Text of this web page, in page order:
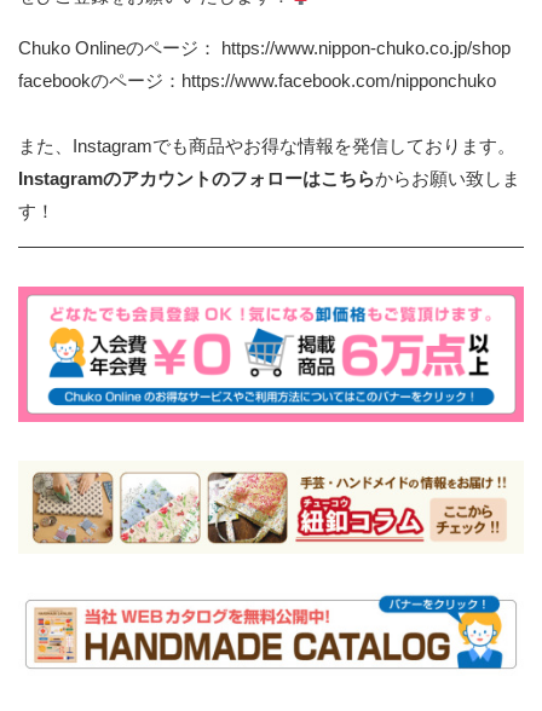
Chuko Onlineのページ：
https://www.nippon-chuko.co.jp/shop
facebookのページ： https://www.facebook.com/nipponchuko
また、Instagramでも商品やお得な情報を発信しております。
Instagramのアカウントのフォローはこちらからお願い致しま
す！